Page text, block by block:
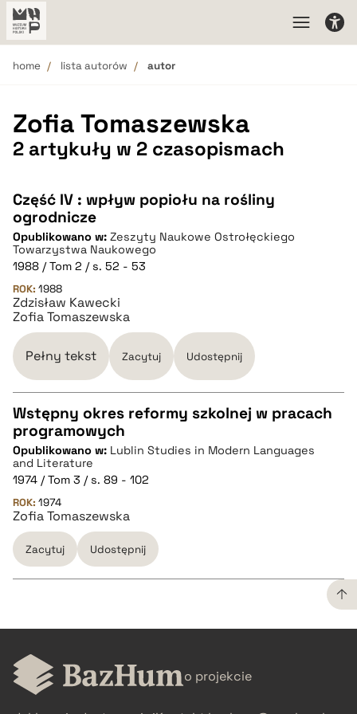
home lista autorów autor
Zofia Tomaszewska
2 artykuły w 2 czasopismach
Część IV : wpływ popiołu na rośliny
ogrodnicze
Opublikowano w: Zeszyty Naukowe Ostrołęckiego
Towarzystwa Naukowego
1988 / Tom 2 / s. 52 - 53
ROK: 1988
Zdzisław Kawecki
Zofia Tomaszewska
Pełny tekst Zacytuj Udostępnij
CZYSTY TEKST
pobierz cytat
BIBTEX
pobierz cytat
Wstępny okres reformy szkolnej w pracach
programowych
Opublikowano w: Lublin Studies in Modern Languages
and Literature
1974 / Tom 3 / s. 89 - 102
ROK: 1974
Zofia Tomaszewska
Zacytuj Udostępnij
CZYSTY TEKST
pobierz cytat o projekcie